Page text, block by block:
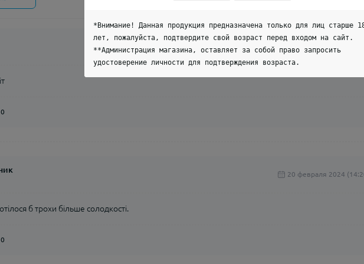
0
20 февраля 2024
б трохи більше солодкості.
0
*Внимание! Данная продукция предназначена только для лиц старше
лет, пожалуйста, подтвердите свой возраст перед входом на сайт.
**Администрация магазина, оставляет за собой право запросить
удостоверение личности для подтверждения возраста.